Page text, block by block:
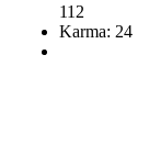
112
Karma: 24